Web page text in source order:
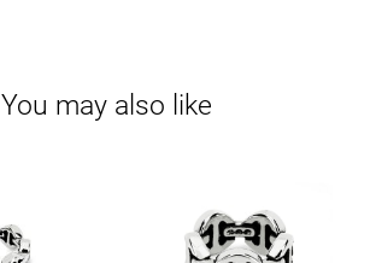
You may also like